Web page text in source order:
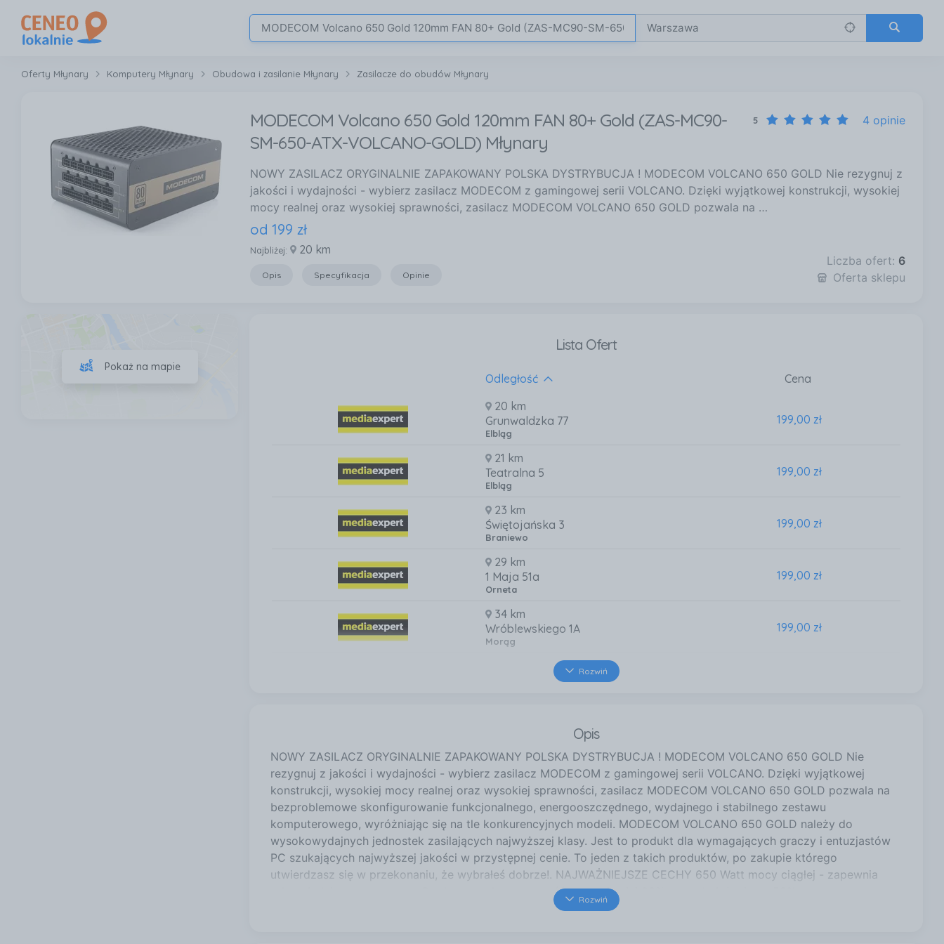
Oferty Młynary Komputery Młynary Obudowa i zasilanie Młynary Zasilacze do obudów Młynary
MODECOM Volcano 650 Gold 120mm FAN 80+ Gold (ZAS-MC90-
SM-650-ATX-VOLCANO-GOLD) Młynary
5 4 opinie
NOWY ZASILACZ ORYGINALNIE ZAPAKOWANY POLSKA DYSTRYBUCJA ! MODECOM VOLCANO 650 GOLD Nie rezygnuj z
jakości i wydajności - wybierz zasilacz MODECOM z gamingowej serii VOLCANO. Dzięki wyjątkowej konstrukcji, wysokiej
mocy realnej oraz wysokiej sprawności, zasilacz MODECOM VOLCANO 650 GOLD pozwala na …
od 199 zł
Najbliżej: 20 km
Opis Specyfikacja Opinie
Liczba ofert: 6
Oferta sklepu
Lista Ofert
Odległość
Cena
20 km
Grunwaldzka 77
Elbląg
199,00 zł
21 km
Teatralna 5
Elbląg
199,00 zł
23 km
Świętojańska 3
Braniewo
199,00 zł
29 km
1 Maja 51a
Orneta
199,00 zł
34 km
Wróblewskiego 1A
Morąg
199,00 zł
Rozwiń
Opis
NOWY ZASILACZ ORYGINALNIE ZAPAKOWANY POLSKA DYSTRYBUCJA ! MODECOM VOLCANO 650 GOLD Nie
rezygnuj z jakości i wydajności - wybierz zasilacz MODECOM z gamingowej serii VOLCANO. Dzięki wyjątkowej
konstrukcji, wysokiej mocy realnej oraz wysokiej sprawności, zasilacz MODECOM VOLCANO 650 GOLD pozwala na
bezproblemowe skonfigurowanie funkcjonalnego, energooszczędnego, wydajnego i stabilnego zestawu
komputerowego, wyróżniając się na tle konkurencyjnych modeli. MODECOM VOLCANO 650 GOLD należy do
wysokowydajnych jednostek zasilających najwyższej klasy. Jest to produkt dla wymagających graczy i entuzjastów
PC szukających najwyższej jakości w przystępnej cenie. To jeden z takich produktów, po zakupie którego
utwierdzasz się w przekonaniu, że wybrałeś dobrze!. NAJWAŻNIEJSZE CECHY 650 Watt mocy ciągłej - zapewnia
odpowiednie rezerwy mocy Bardzo wysoka sprawność - co najmniej 92% przy obciążeniu na 50% mocy,
potwierdzona oficjalną certyfikacją 80 PLUS GOLD 230 V EU Praca w pełnym zakresie napięcia 100-240V Aktywne
Rozwiń
Pokaż na mapie